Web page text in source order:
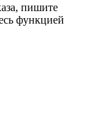
пишите
функцией